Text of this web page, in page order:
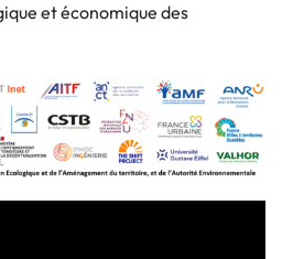
et économique des